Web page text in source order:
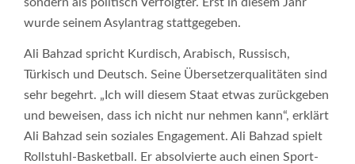
wurde seinem Asylantrag stattgegeben.
Ali Bahzad spricht Kurdisch, Arabisch, Russisch,
Türkisch und Deutsch. Seine Übersetzerqualitäten sind
sehr begehrt. „Ich will diesem Staat etwas zurückgeben
und beweisen, dass ich nicht nur nehmen kann“, erklärt
Ali Bahzad sein soziales Engagement. Ali Bahzad spielt
Rollstuhl-Basketball. Er absolvierte auch einen Sport-